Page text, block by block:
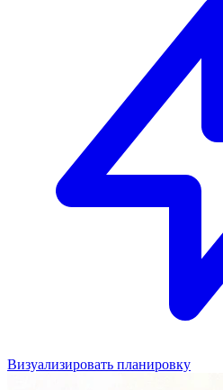
Визуализировать планировку